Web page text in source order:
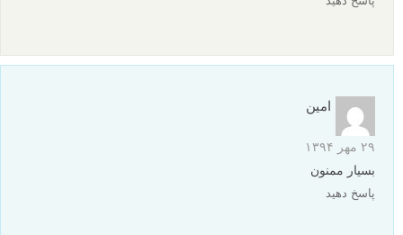
امین
۲۹ مهر ۱۳۹۴
بسیار ممنون
پاسخ دهید